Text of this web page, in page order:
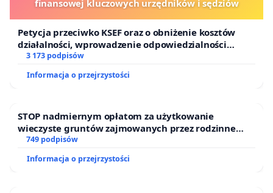
finansowej kluczowych urzędników i sędziów
Petycja przeciwko KSEF oraz o obniżenie kosztów
działalności, wprowadzenie odpowiedzialności
finansowej kluczowych urzędników i sędziów
3 173 podpisów
Informacja o przejrzystości
STOP nadmiernym opłatom za użytkowanie
wieczyste gruntów zajmowanych przez rodzinne
ogrody działkowe.
749 podpisów
Informacja o przejrzystości